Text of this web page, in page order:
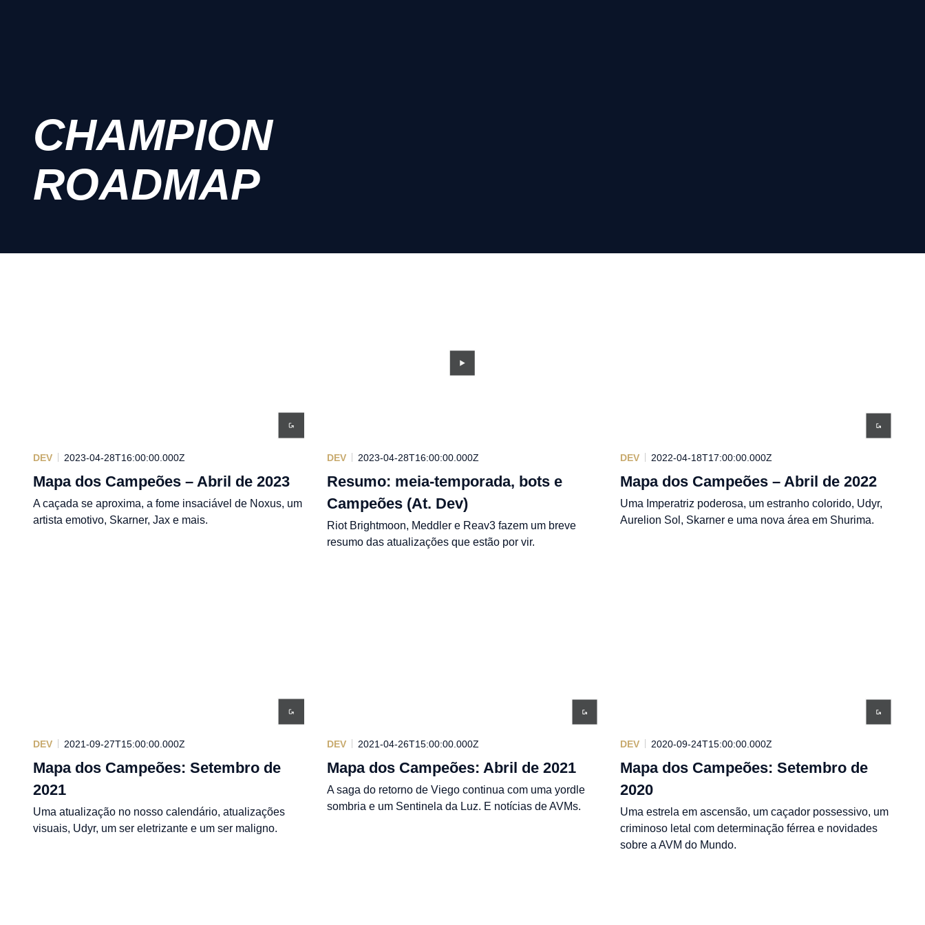
CHAMPION
ROADMAP
DEV 2023-04-28T16:00:00.000Z
Mapa dos Campeões – Abril de 2023
A caçada se aproxima, a fome insaciável de Noxus, um
artista emotivo, Skarner, Jax e mais.
DEV 2023-04-28T16:00:00.000Z
Resumo: meia-temporada, bots e
Campeões (At. Dev)
Riot Brightmoon, Meddler e Reav3 fazem um breve
resumo das atualizações que estão por vir.
DEV 2022-04-18T17:00:00.000Z
Mapa dos Campeões – Abril de 2022
Uma Imperatriz poderosa, um estranho colorido, Udyr,
Aurelion Sol, Skarner e uma nova área em Shurima.
DEV 2021-09-27T15:00:00.000Z
Mapa dos Campeões: Setembro de
2021
Uma atualização no nosso calendário, atualizações
visuais, Udyr, um ser eletrizante e um ser maligno.
DEV 2021-04-26T15:00:00.000Z
Mapa dos Campeões: Abril de 2021
A saga do retorno de Viego continua com uma yordle
sombria e um Sentinela da Luz. E notícias de AVMs.
DEV 2020-09-24T15:00:00.000Z
Mapa dos Campeões: Setembro de
2020
Uma estrela em ascensão, um caçador possessivo, um
criminoso letal com determinação férrea e novidades
sobre a AVM do Mundo.